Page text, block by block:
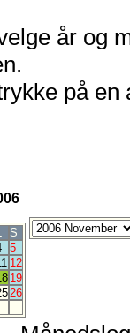
år og
på en
S
5
12
19
26